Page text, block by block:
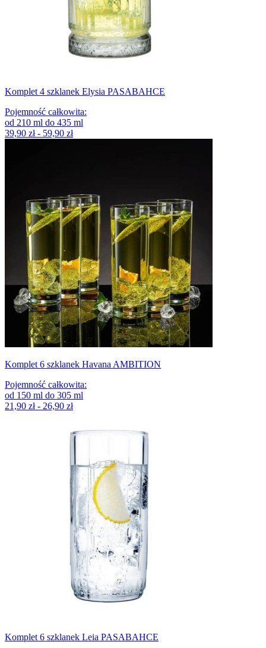
Komplet 4 szklanek Elysia PASABAHCE
Pojemność całkowita:
od 210 ml do 435 ml
39,90 zł - 59,90 zł
Komplet 6 szklanek Havana AMBITION
Pojemność całkowita:
od 150 ml do 305 ml
21,90 zł - 26,90 zł
Komplet 6 szklanek Leia PASABAHCE